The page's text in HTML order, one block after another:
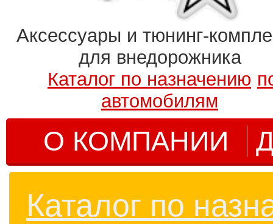
Аксессуары и тюнинг-
для внедорожника
Каталог по назначению
автомобилям
О КОМПАНИИ
Каталог по